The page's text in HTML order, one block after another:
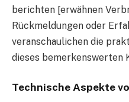
berichten [erwähnen
Rückmeldungen oder
veranschaulichen die
dieses bemerkenswerten
Technische Aspekte